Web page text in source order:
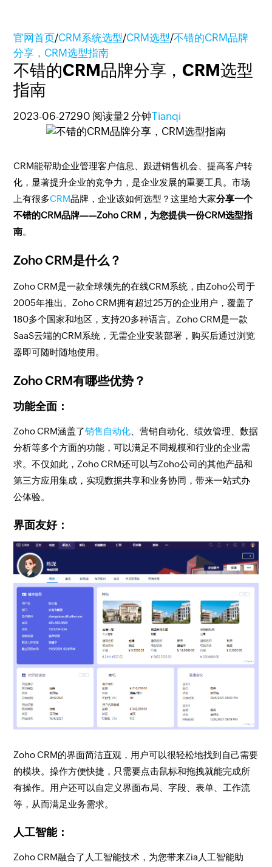
官网首页/CRM系统选型/CRM选型/不错的CRM品牌
分享，CRM选型指南
不错的CRM品牌分享，CRM选型
指南
2023-06-27290 阅读量2 分钟Tianqi
CRM能帮助企业管理客户信息、跟进销售机会、提高客户转
化，显著提升企业的竞争力，是企业发展的重要工具。市场
上有很多CRM品牌，企业该如何选型？这里给大家分享一个
不错的CRM品牌——Zoho CRM，为您提供一份CRM选型指
南。
Zoho CRM是什么？
Zoho CRM是一款全球领先的在线CRM系统，由Zoho公司于
2005年推出。Zoho CRM拥有超过25万的企业用户，覆盖了
180多个国家和地区，支持20多种语言。Zoho CRM是一款
SaaS云端的CRM系统，无需企业安装部署，购买后通过浏览
器即可随时随地使用。
Zoho CRM有哪些优势？
功能全面：
Zoho CRM涵盖了销售自动化 、营销自动化、绩效管理、数据
分析等多个方面的功能，可以满足不同规模和行业的企业需
求。不仅如此，Zoho CRM还可以与Zoho公司的其他产品和
第三方应用集成，实现数据共享和业务协同，带来一站式办
公体验。
界面友好：
Zoho CRM的界面简洁直观，用户可以很轻松地找到自己需要
的模块。操作方便快捷，只需要点击鼠标和拖拽就能完成所
有操作。用户还可以自定义界面布局、字段、表单、工作流
等，从而满足业务需求。
人工智能：
Zoho CRM融合了人工智能技术，为您带来Zia人工智能助